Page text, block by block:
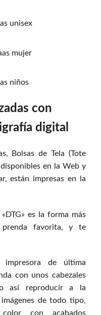
con
digital
Bolsas de Tela (Tote
en la Web y
están impresas en la
es la forma más
prenda favorita, y te
de última
con unos cabezales
así reproducir a la
de todo tipo,
con acabados